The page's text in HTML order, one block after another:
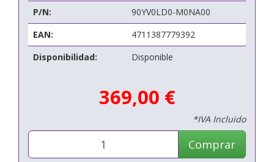
P/N:
90YV0LD0-M0NA00
EAN:
4711387779392
Disponibilidad:
Disponible
369,00 €
*IVA Incluido
Comprar